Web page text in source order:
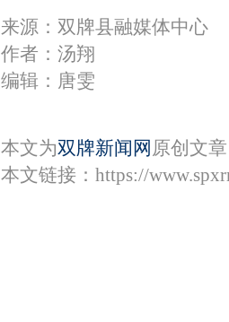
来源：双牌县融媒体中心
作者：汤翔
编辑：唐雯
本文为双牌新闻网 原创文
本文链接： https://